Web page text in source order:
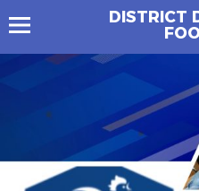
DISTRICT